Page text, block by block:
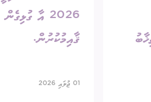
2026 އާ
ޤާއިމުކުރުން.
01 ޖުލައި 2026